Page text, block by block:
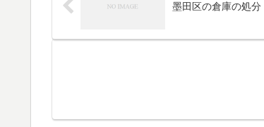
墨田区の倉庫の処分